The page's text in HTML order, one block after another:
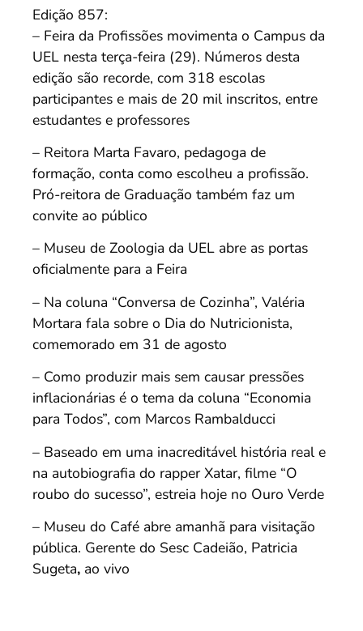
Edição 857:
– Feira da Profissões movimenta o Campus da
UEL nesta terça-feira (29). Números desta
edição são recorde, com 318 escolas
participantes e mais de 20 mil inscritos, entre
estudantes e professores
– Reitora Marta Favaro, pedagoga de
formação, conta como escolheu a profissão.
Pró-reitora de Graduação também faz um
convite ao público
– Museu de Zoologia da UEL abre as portas
oficialmente para a Feira
– Na coluna “Conversa de Cozinha”, Valéria
Mortara fala sobre o Dia do Nutricionista,
comemorado em 31 de agosto
– Como produzir mais sem causar pressões
inflacionárias é o tema da coluna “Economia
para Todos”, com Marcos Rambalducci
– Baseado em uma inacreditável história real e
na autobiografia do rapper Xatar, filme “O
roubo do sucesso”, estreia hoje no Ouro Verde
– Museu do Café abre amanhã para visitação
pública. Gerente do Sesc Cadeião, Patricia
Sugeta, ao vivo